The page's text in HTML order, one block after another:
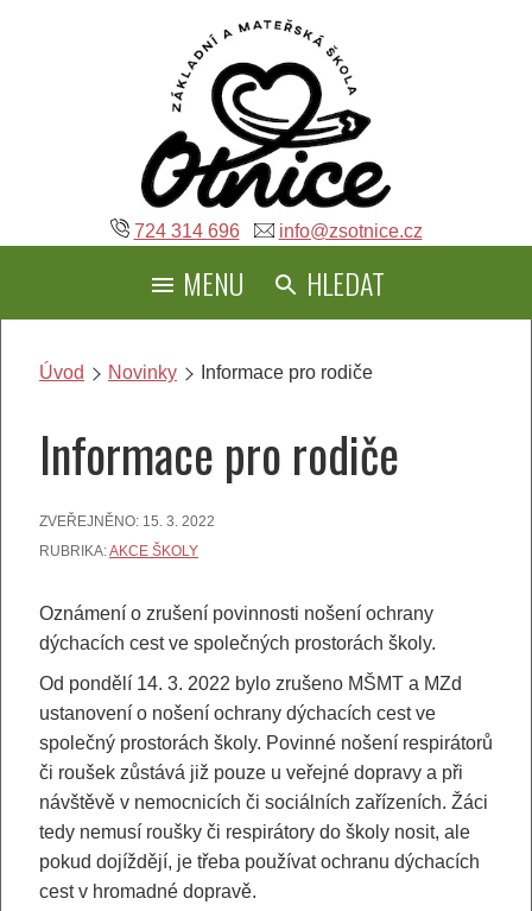
724 314 696 info@zsotnice.cz
MENU HLEDAT
Úvod Novinky Informace pro rodiče
Informace pro rodiče
ZVEŘEJNĚNO: 15. 3. 2022
RUBRIKA:AKCE ŠKOLY
Oznámení o zrušení povinnosti nošení ochrany
dýchacích cest ve společných prostorách školy.
Od pondělí 14. 3. 2022 bylo zrušeno MŠMT a MZd
ustanovení o nošení ochrany dýchacích cest ve
společný prostorách školy. Povinné nošení respirátorů
či roušek zůstává již pouze u veřejné dopravy a při
návštěvě v nemocnicích či sociálních zařízeních. Žáci
tedy nemusí roušky či respirátory do školy nosit, ale
pokud dojíždějí, je třeba používat ochranu dýchacích
cest v hromadné dopravě.